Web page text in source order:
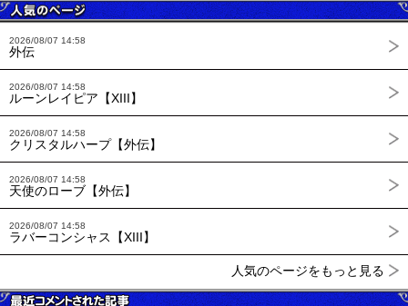
2026/08/07 14:58
外伝
2026/08/07 14:58
ルーンレイピア【XIII】
2026/08/07 14:58
クリスタルハープ【外伝】
2026/08/07 14:58
天使のローブ【外伝】
2026/08/07 14:58
ラバーコンシャス【XIII】
人気のページをもっと見る